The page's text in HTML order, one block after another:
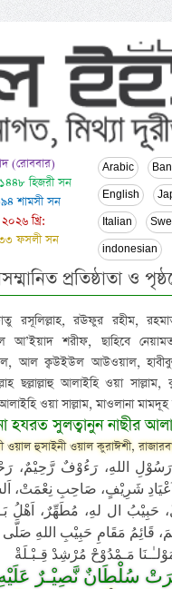
(রোববার)
হিজরী সন
শামসী সন
খ্রি:
ফসলী সন
Arabic
English
Italian
indonesian
প্রতিষ্ঠাতা ও
রসূলিল্লাহ, রঊফুর রহীম,
আ’ইয়াদ শরীফ, ছাহিবে
আল ক্বউইউল আউওয়াল,
ছল্লাল্লাহু আলাইহি ওয়া সাল্লাম,
আলাইহি ওয়া সাল্লাম, মাওলানা মামদূহ
হযরত সুলত্বানুন নাছীর
ওয়াল হুসাইনী ওয়াল কুরাঈশী,
رَسُوْلِ اللهِ، رَءُوْفٌ رَّحِيْمٌ،
شَرِيْفٍ، صَاحِبِ نِعْمَتْ،
حَبِيْبُ ال لهِ، مُطَهِّرٌ، اَهْلُ
قَائِمُ مَقَامِ حَبِيْبِ اللهِ صَلَّى
مَـمْدُوْحْ مُرْشِدْ قِـبْـلَةْ
سُلْطَانٌ نَّصِيْـرٌ